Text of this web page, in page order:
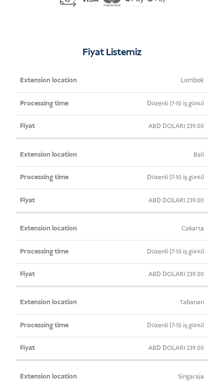
Entry
Fiyat Listemiz
Uzatma
Konumu
İşlem
Süresi
Lombok
Düzenli (7-10 iş günü)
ABD DOLARI239.00
Bali
Düzenli (7-10 iş günü)
ABD DOLARI239.00
Cakarta
Düzenli (7-10 iş günü)
ABD DOLARI239.00
Tabanan
Düzenli (7-10 iş günü)
ABD DOLARI239.00
Singaraja